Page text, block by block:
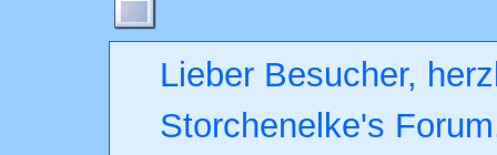
Lieber Besucher,
Storchenelke's